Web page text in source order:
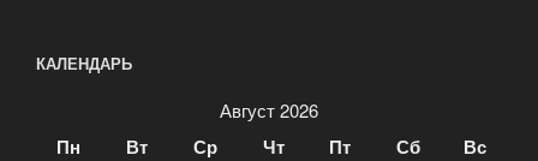
КАЛЕНДАРЬ
Август 2026
Пн Вт Ср Чт Пт Сб Вс